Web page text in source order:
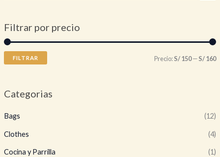
Filtrar por precio
PP
FILTRAR Precio:S/ 150—S/ 160
Categorias
Bags (12)
Clothes (4)
Cocina y Parrilla (1)